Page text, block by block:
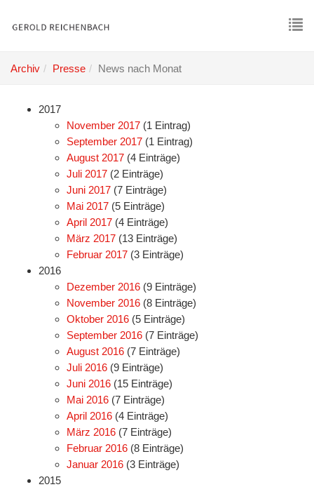
Archiv Presse News nach Monat
2017
November 2017 (1 Eintrag)
September 2017 (1 Eintrag)
August 2017 (4 Einträge)
Juli 2017 (2 Einträge)
Juni 2017 (7 Einträge)
Mai 2017 (5 Einträge)
April 2017 (4 Einträge)
März 2017 (13 Einträge)
Februar 2017 (3 Einträge)
2016
Dezember 2016 (9 Einträge)
November 2016 (8 Einträge)
Oktober 2016 (5 Einträge)
September 2016 (7 Einträge)
August 2016 (7 Einträge)
Juli 2016 (9 Einträge)
Juni 2016 (15 Einträge)
Mai 2016 (7 Einträge)
April 2016 (4 Einträge)
März 2016 (7 Einträge)
Februar 2016 (8 Einträge)
Januar 2016 (3 Einträge)
2015